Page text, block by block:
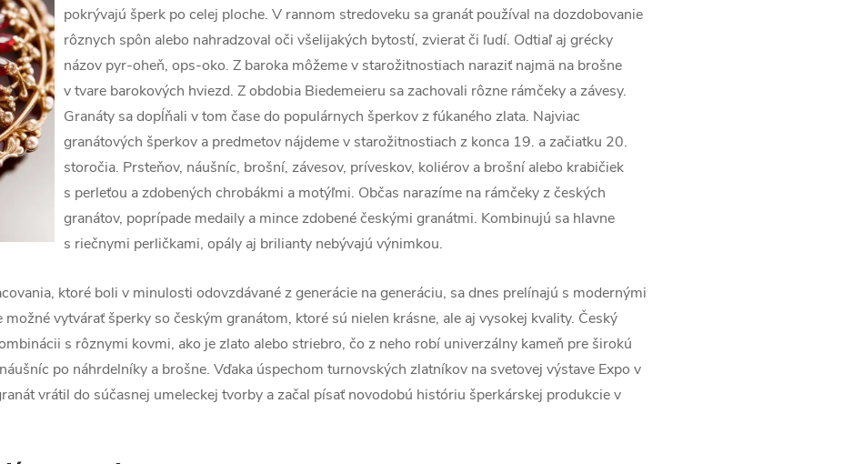
pokrývajú šperk po celej ploche. V rannom stredoveku sa granát používal na dozdobovanie
rôznych spôn alebo nahradzoval oči všelijakých bytostí, zvierat či ľudí. Odtiaľ aj grécky
názov pyr-oheň, ops-oko. Z baroka môžeme v starožitnostiach naraziť najmä na brošne
v tvare barokových hviezd. Z obdobia Biedemeieru sa zachovali rôzne rámčeky a závesy.
Granáty sa dopĺňali v tom čase do populárnych šperkov z fúkaného zlata. Najviac
granátových šperkov a predmetov nájdeme v starožitnostiach z konca 19. a začiatku 20.
storočia. Prsteňov, náušníc, brošní, závesov, príveskov, koliérov a brošní alebo krabičiek
s perleťou a zdobených chrobákmi a motýľmi. Občas narazíme na rámčeky z českých
granátov, poprípade medaily a mince zdobené českými granátmi. Kombinujú sa hlavne
s riečnymi perličkami, opály aj brilianty nebývajú výnimkou.
ktoré boli v minulosti odovzdávané z generácie na generáciu, sa dnes prelínajú s modernými
vytvárať šperky so českým granátom, ktoré sú nielen krásne, ale aj vysokej kvality. Český
s rôznymi kovmi, ako je zlato alebo striebro, čo z neho robí univerzálny kameň pre širokú
po náhrdelníky a brošne. Vďaka úspechom turnovských zlatníkov na svetovej výstave Expo v
vrátil do súčasnej umeleckej tvorby a začal písať novodobú históriu šperkárskej produkcie v